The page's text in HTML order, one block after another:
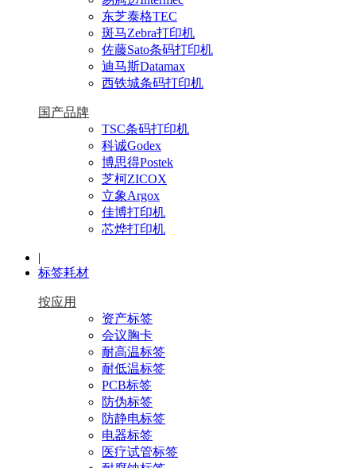
东芝泰格TEC
斑马Zebra打印机
佐藤Sato条码打印机
迪马斯Datamax
西铁城条码打印机
国产品牌
TSC条码打印机
科诚Godex
博思得Postek
芝柯ZICOX
立象Argox
佳博打印机
芯烨打印机
|
标签耗材
按应用
资产标签
会议胸卡
耐高温标签
耐低温标签
PCB标签
防伪标签
防静电标签
电器标签
医疗试管标签